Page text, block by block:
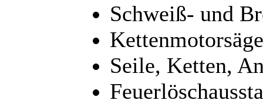
Schweiß- und
Seile, Ketten,